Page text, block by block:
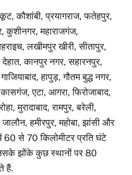
कौशांबी, प्रयागराज, फतेहपुर,
कुशीनगर, महाराजगंज,
लखीमपुर खीरी, सीतापुर,
कानपुर नगर, सहारनपुर,
हापुड़, गौतम बुद्ध नगर,
एटा, आगरा, फिरोजाबाद,
मुरादाबाद, रामपुर, बरेली,
हमीरपुर, महोबा, झांसी और
से 70 किलोमीटर प्रति घंटे
झोंके कुछ स्थानों पर 80
हैं.